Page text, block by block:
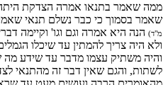
ממה שאמר בתנאו אמרה הצדקת
שאמר בסמוך כי כבר נשלם תנאי
מ"ד) הנה היא אמרה וגם וגו' וקיימה
ולא היה צריך להמתין עד שיכלו
והיה משתיק עצמו מדבר עד שידע מה
לשתות, והגם שאין דבר זה מהתנאי